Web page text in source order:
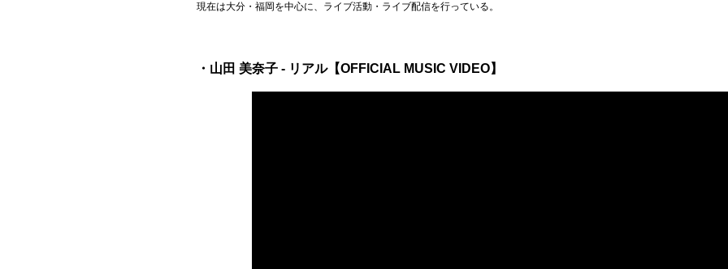
現在は大分・福岡を中心に、ライブ活動・ライブ配信を行っている。
・山田 美奈子 - リアル【OFFICIAL MUSIC VIDEO】